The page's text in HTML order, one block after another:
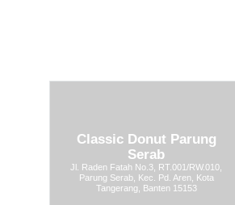
Classic Donut Parung
Serab
Jl. Raden Fatah No.3, RT.001/RW.010,
Parung Serab, Kec. Pd. Aren, Kota
Tangerang, Banten 15153